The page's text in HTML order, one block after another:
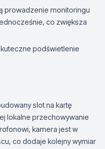
prowadzenie monitoringu
co zwiększa
podświetlenie
slot na kartę
lokalne przechowywanie
kamera jest w
co dodaje kolejny wymiar